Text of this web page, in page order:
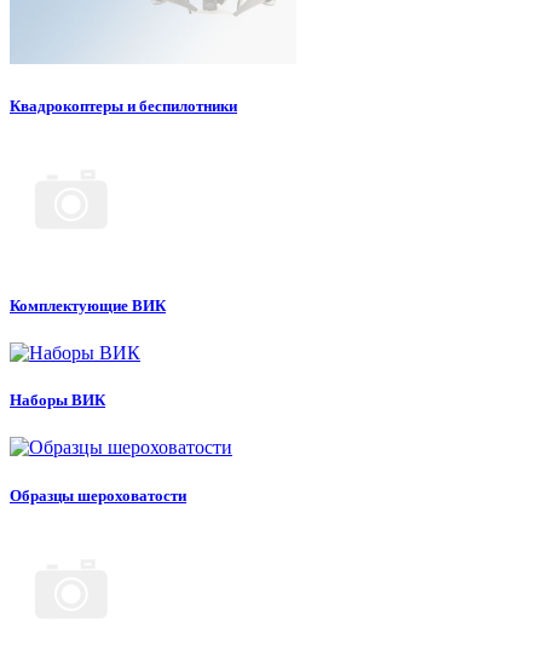
Квадрокоптеры и беспилотники
Комплектующие ВИК
Наборы ВИК
Образцы шероховатости